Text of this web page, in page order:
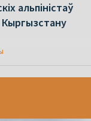
альпіністаў
Кыргызстану